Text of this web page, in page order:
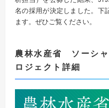
名の採用が決定しました。下
ます。ぜひご覧ください。
農林水産省 ソーシ
ロジェクト詳細